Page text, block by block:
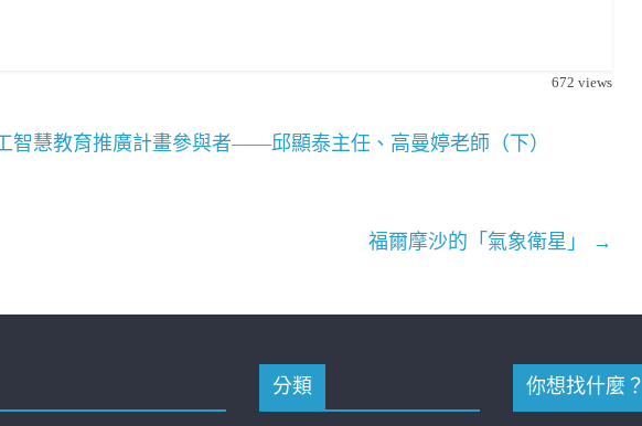
672 views
智慧教育推廣計畫參與者——邱顯泰主任、高曼婷老師（下）
福爾摩沙的「氣象衛星」 →
分類 你想找什麼？